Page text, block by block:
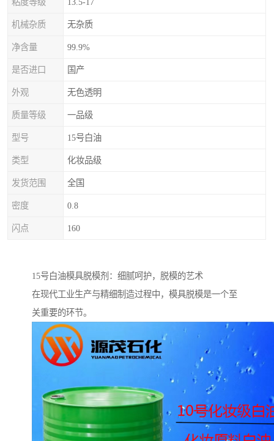
机械杂质 无杂质
净含量 99.9%
是否进口 国产
外观 无色透明
质量等级 一品级
型号 15号白油
类型 化妆品级
发货范围 全国
密度 0.8
闪点 160
15号白油模具脱模剂：细腻呵护，脱模的艺术
在现代工业生产与精细制造过程中，模具脱模是一个至
关重要的环节。